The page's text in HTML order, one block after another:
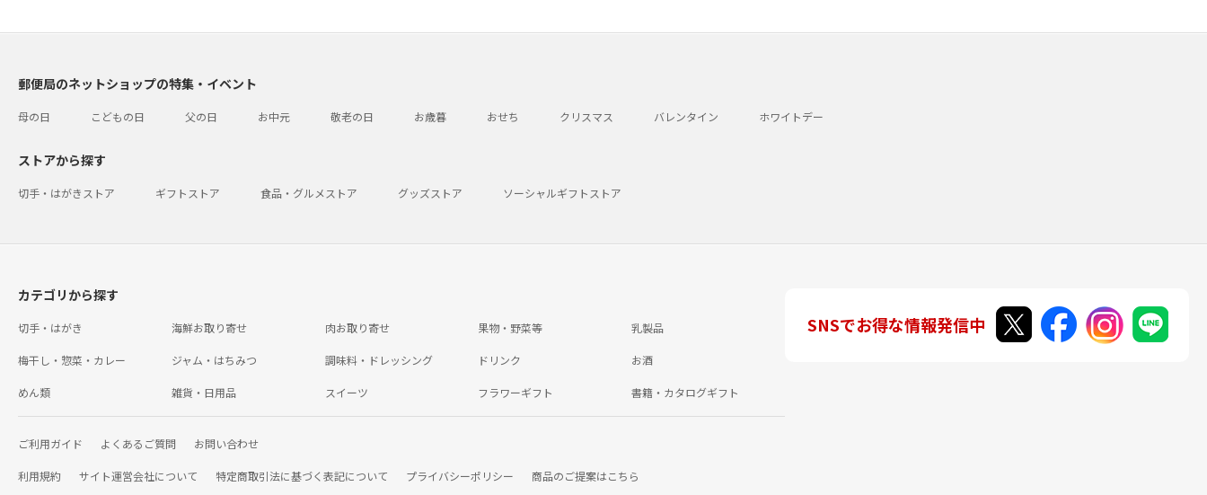
郵便局のネットショップの特集・イベント
母の日 こどもの日 父の日 お中元 敬老の日 お歳暮 おせち クリスマス バレンタイン ホワイトデー
ストアから探す
切手・はがきストア ギフトストア 食品・グルメストア グッズストア ソーシャルギフトストア
カテゴリから探す
切手・はがき 海鮮お取り寄せ 肉お取り寄せ 果物・野菜等 乳製品
梅干し・惣菜・カレー ジャム・はちみつ 調味料・ドレッシング ドリンク お酒
めん類 雑貨・日用品 スイーツ フラワーギフト 書籍・カタログギフト
ご利用ガイド よくあるご質問 お問い合わせ
利用規約 サイト運営会社について 特定商取引法に基づく表記について プライバシーポリシー 商品のご提案はこちら
SNSでお得な情報発信中